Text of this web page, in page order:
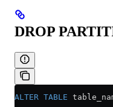
DROP
ALTER TABLE